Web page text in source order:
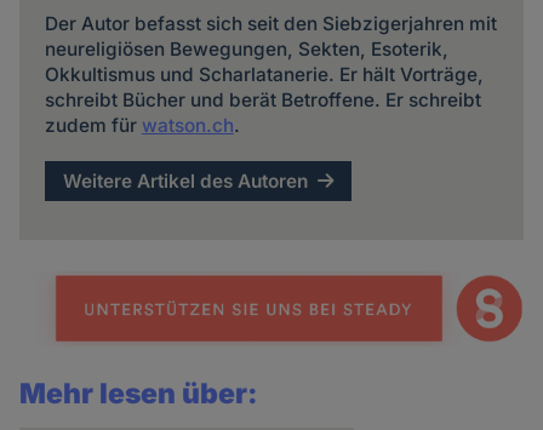
Der Autor befasst sich seit den Siebzigerjahren mit
neureligiösen Bewegungen, Sekten, Esoterik,
Okkultismus und Scharlatanerie. Er hält Vorträge,
schreibt Bücher und berät Betroffene. Er schreibt
zudem für watson.ch.
Weitere Artikel des Autoren
Mehr lesen über: